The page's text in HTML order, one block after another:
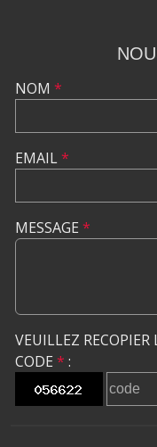
NOM *
EMAIL*
MESSAGE *
VEUILLEZ RECOPIER
CODE * :